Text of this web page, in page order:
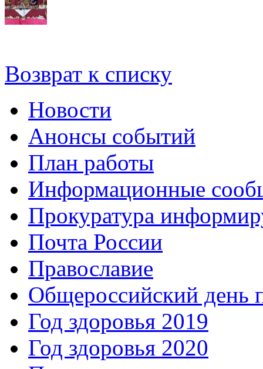
Возврат к списку
Новости
Анонсы событий
План работы
Информационные
Прокуратура
Почта России
Православие
Общероссийский день
Год здоровья 2019
Год здоровья 2020